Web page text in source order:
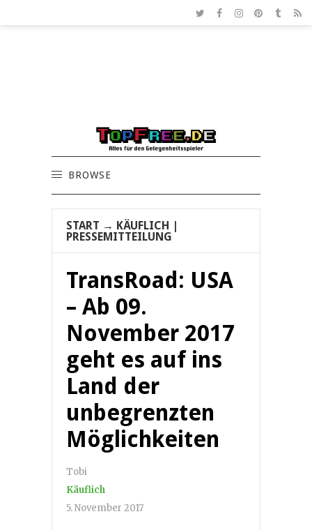
BROWSE
START → KÄUFLICH
PRESSEMITTEILUNG
TransRoad: USA
– Ab 09.
November 2017
geht es auf ins
Land der
unbegrenzten
Möglichkeiten
Tobi
Käuflich
5. November 2017